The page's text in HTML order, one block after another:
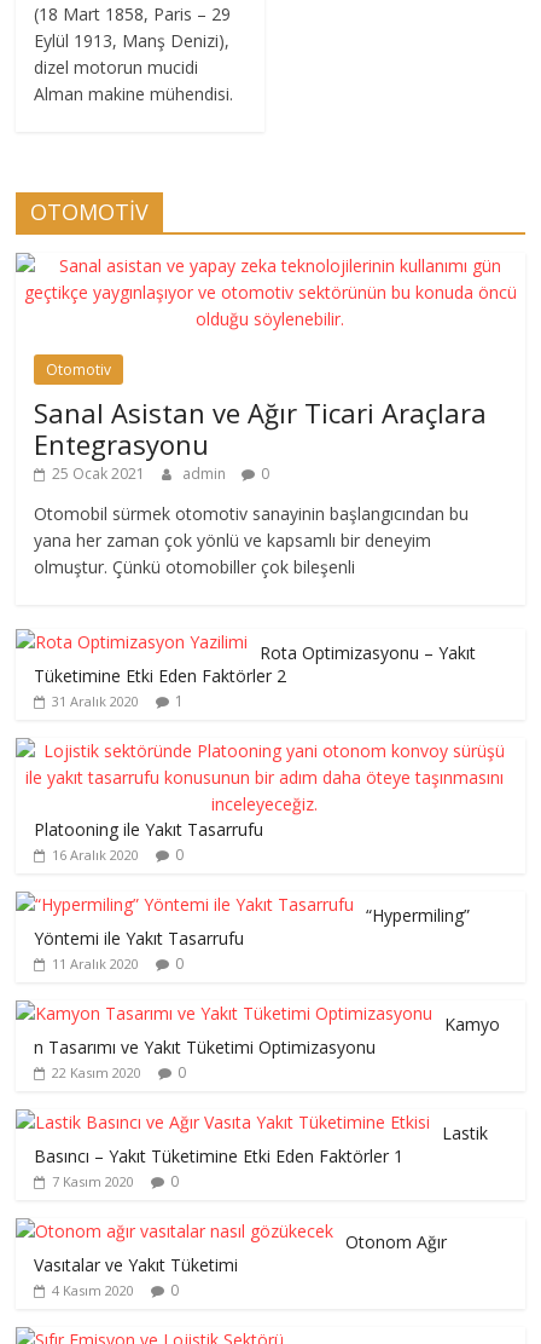
(18 Mart 1858, Paris – 29
Eylül 1913, Manş Denizi),
dizel motorun mucidi
Alman makine mühendisi.
OTOMOTİV
Otomotiv
Sanal Asistan ve Ağır Ticari Araçlara
Entegrasyonu
25 Ocak 2021 admin 0
Otomobil sürmek otomotiv sanayinin başlangıcından bu
yana her zaman çok yönlü ve kapsamlı bir deneyim
olmuştur. Çünkü otomobiller çok bileşenli
Rota Optimizasyonu – Yakıt
Tüketimine Etki Eden Faktörler 2
31 Aralık 2020 1
Platooning ile Yakıt Tasarrufu
16 Aralık 2020 0
“Hypermiling”
Yöntemi ile Yakıt Tasarrufu
11 Aralık 2020 0
Kamyo
n Tasarımı ve Yakıt Tüketimi Optimizasyonu
22 Kasım 2020 0
Lastik
Basıncı – Yakıt Tüketimine Etki Eden Faktörler 1
7 Kasım 2020 0
Otonom Ağır
Vasıtalar ve Yakıt Tüketimi
4 Kasım 2020 0